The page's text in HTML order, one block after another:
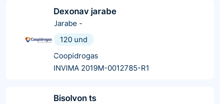
Dexonav jarabe
Jarabe -
120 und
Coopidrogas
INVIMA 2019M-0012785-R1
Bisolvon ts